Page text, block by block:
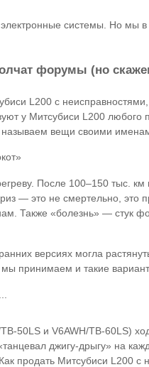
системы. Но мы
форумы (но
L200 с
у Митсубиси L200 любого
вещи своими
После 100–150 тыс.
— это не смертельно, это
Также «болезнь» — стук
версиях могла
принимаем и такие
50LS и V6AWH/TB-60LS)
джигу-дрыгу» на
продать Митсубиси L200 с